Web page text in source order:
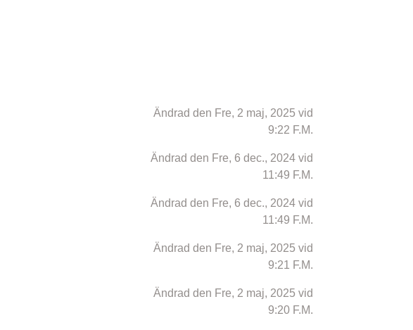
Ändrad den Fre, 2 maj, 2025 vid
9:22 F.M.
Ändrad den Fre, 6 dec., 2024 vid
11:49 F.M.
Ändrad den Fre, 6 dec., 2024 vid
11:49 F.M.
Ändrad den Fre, 2 maj, 2025 vid
9:21 F.M.
Ändrad den Fre, 2 maj, 2025 vid
9:20 F.M.